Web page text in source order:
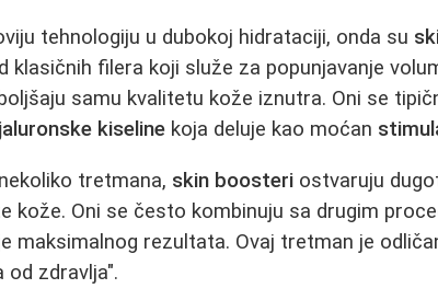
tehnologiju u dubokoj hidrataciji, onda su
klasičnih filera koji služe za popunjavanje
samu kvalitetu kože iznutra. Oni se
kiseline koja deluje kao moćan
tretmana, skin boosteri ostvaruju
kože. Oni se često kombinuju sa drugim
maksimalnog rezultata. Ovaj tretman je
od zdravlja".